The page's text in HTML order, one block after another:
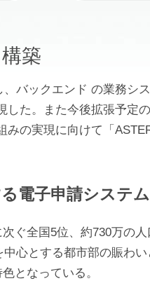
築
バックエンド の業務シ
た。また今後拡張予定
の実現に向けて「
電子申請システ
ぐ全国5位、約730万の
心とする都市部の賑わ
となっている。